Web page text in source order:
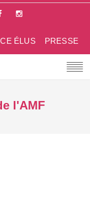
PRESSE
ÉLUS
l'AMF